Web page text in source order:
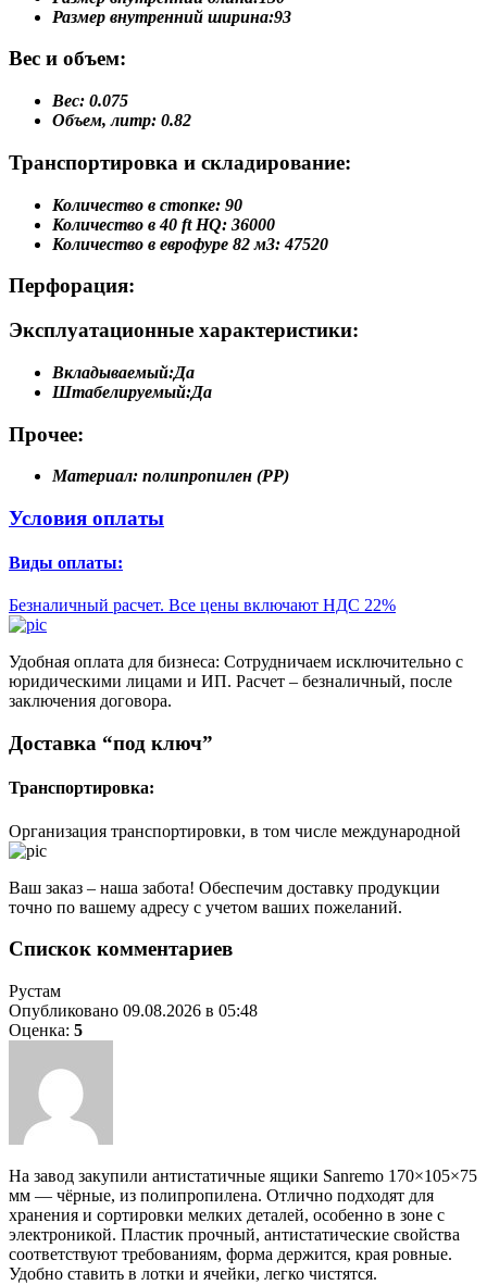
Размер внутренний ширина:93
Вес и объем:
Вес: 0.075
Объем, литр: 0.82
Транспортировка и складирование:
Количество в стопке: 90
Количество в 40 ft HQ: 36000
Количество в еврофуре 82 м3: 47520
Перфорация:
Эксплуатационные характеристики:
Вкладываемый:Да
Штабелируемый:Да
Прочее:
Материал: полипропилен (PP)
Условия оплаты
Виды оплаты:
Безналичный расчет. Все цены включают НДС 22%
Удобная оплата для бизнеса: Сотрудничаем исключительно с
юридическими лицами и ИП. Расчет – безналичный, после
заключения договора.
Доставка “под ключ”
Транспортировка:
Организация транспортировки, в том числе международной
Ваш заказ – наша забота! Обеспечим доставку продукции
точно по вашему адресу с учетом ваших пожеланий.
Спискок комментариев
Рустам
Опубликовано 09.08.2026 в 05:48
Оценка: 5
На завод закупили антистатичные ящики Sanremo 170×105×75
мм — чёрные, из полипропилена. Отлично подходят для
хранения и сортировки мелких деталей, особенно в зоне с
электроникой. Пластик прочный, антистатические свойства
соответствуют требованиям, форма держится, края ровные.
Удобно ставить в лотки и ячейки, легко чистятся.